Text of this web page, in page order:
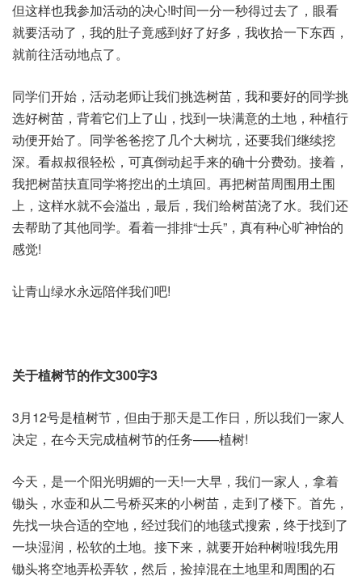
但这样也我参加活动的决心!时间一分一秒得过去了，眼看
就要活动了，我的肚子竟感到好了好多，我收拾一下东西，
就前往活动地点了。
同学们开始，活动老师让我们挑选树苗，我和要好的同学挑
选好树苗，背着它们上了山，找到一块满意的土地，种植行
动便开始了。同学爸爸挖了几个大树坑，还要我们继续挖
深。看叔叔很轻松，可真倒动起手来的确十分费劲。接着，
我把树苗扶直同学将挖出的土填回。再把树苗周围用土围
上，这样水就不会溢出，最后，我们给树苗浇了水。我们还
去帮助了其他同学。看着一排排“士兵”，真有种心旷神怡的
感觉!
让青山绿水永远陪伴我们吧!
关于植树节的作文300字3
3月12号是植树节，但由于那天是工作日，所以我们一家人
决定，在今天完成植树节的任务——植树!
今天，是一个阳光明媚的一天!一大早，我们一家人，拿着
锄头，水壶和从二号桥买来的小树苗，走到了楼下。首先，
先找一块合适的空地，经过我们的地毯式搜索，终于找到了
一块湿润，松软的土地。接下来，就要开始种树啦!我先用
锄头将空地弄松弄软，然后，捡掉混在土地里和周围的石